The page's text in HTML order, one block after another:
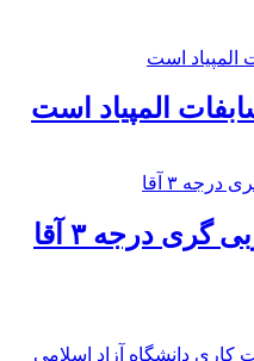
المپیاد است
گری درجه ۳ آقا